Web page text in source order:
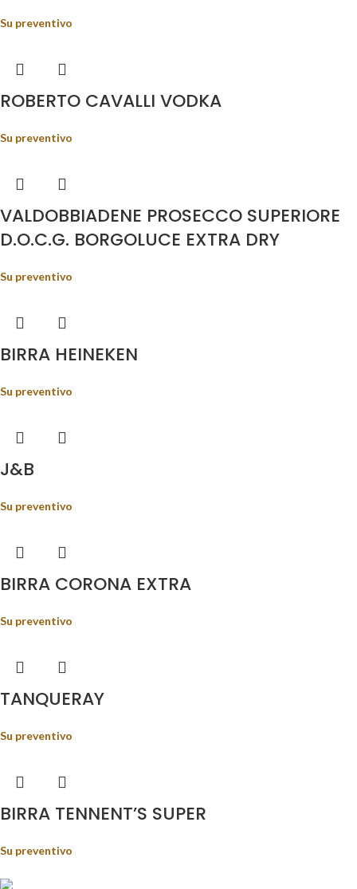
Su preventivo
ROBERTO CAVALLI VODKA
Su preventivo
VALDOBBIADENE PROSECCO SUPERIORE
D.O.C.G. BORGOLUCE EXTRA DRY
Su preventivo
BIRRA HEINEKEN
Su preventivo
J&B
Su preventivo
BIRRA CORONA EXTRA
Su preventivo
TANQUERAY
Su preventivo
BIRRA TENNENT’S SUPER
Su preventivo